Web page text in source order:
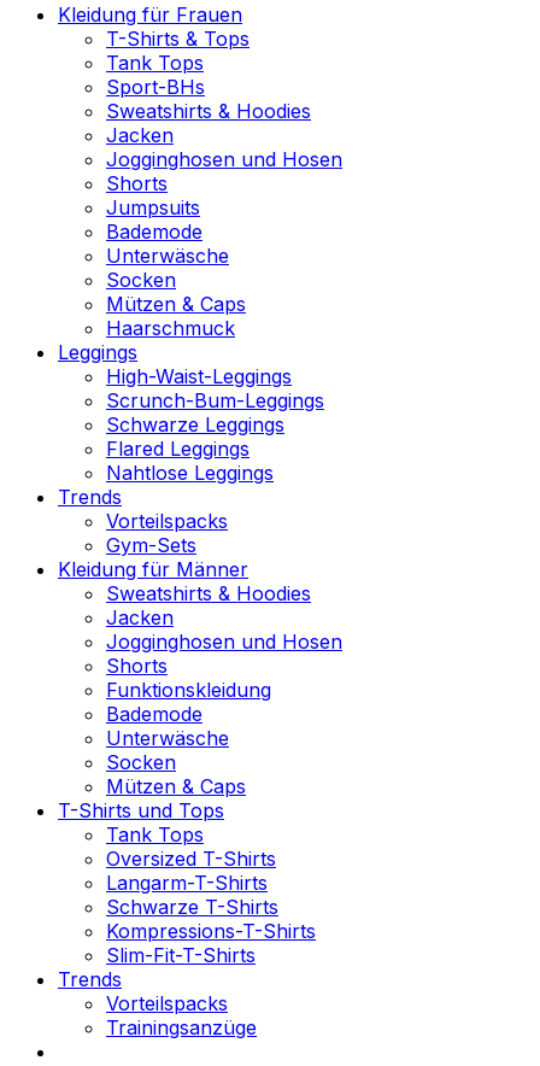
Kleidung für Frauen
T-Shirts & Tops
Tank Tops
Sport-BHs
Sweatshirts & Hoodies
Jacken
Jogginghosen und Hosen
Shorts
Jumpsuits
Bademode
Unterwäsche
Socken
Mützen & Caps
Haarschmuck
Leggings
High-Waist-Leggings
Scrunch-Bum-Leggings
Schwarze Leggings
Flared Leggings
Nahtlose Leggings
Trends
Vorteilspacks
Gym-Sets
Kleidung für Männer
Sweatshirts & Hoodies
Jacken
Jogginghosen und Hosen
Shorts
Funktionskleidung
Bademode
Unterwäsche
Socken
Mützen & Caps
T-Shirts und Tops
Tank Tops
Oversized T-Shirts
Langarm-T-Shirts
Schwarze T-Shirts
Kompressions-T-Shirts
Slim-Fit-T-Shirts
Trends
Vorteilspacks
Trainingsanzüge